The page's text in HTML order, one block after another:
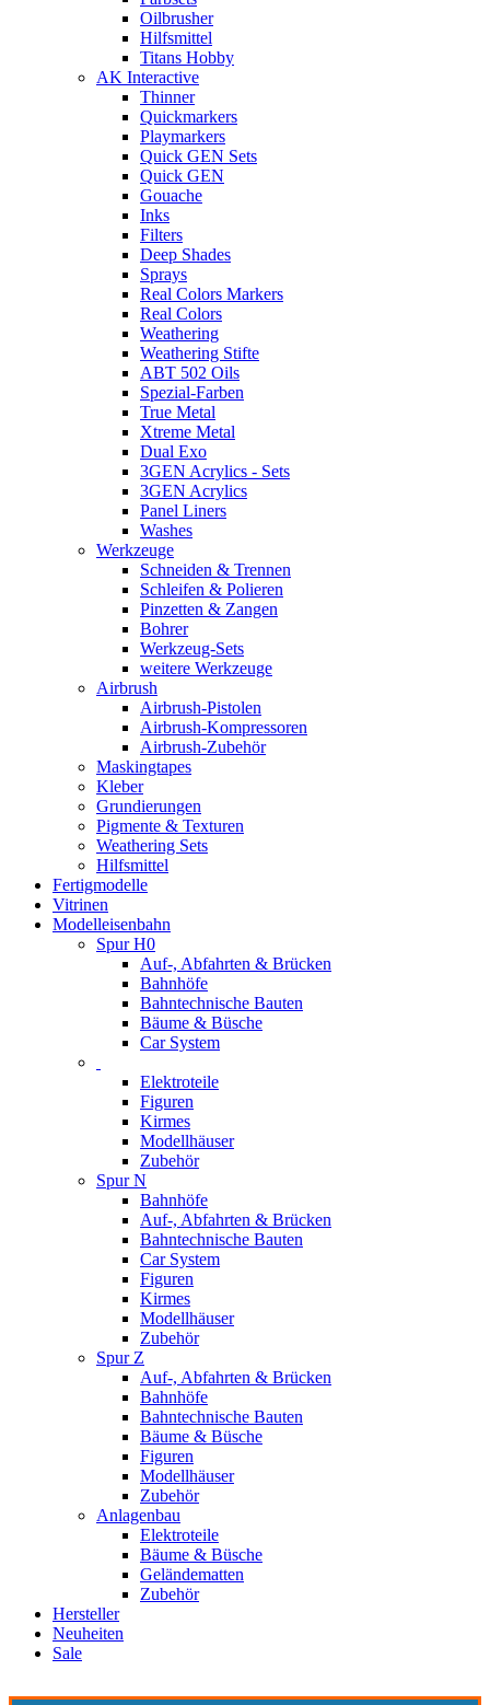
Oilbrusher
Hilfsmittel
Titans Hobby
AK Interactive
Thinner
Quickmarkers
Playmarkers
Quick GEN Sets
Quick GEN
Gouache
Inks
Filters
Deep Shades
Sprays
Real Colors Markers
Real Colors
Weathering
Weathering Stifte
ABT 502 Oils
Spezial-Farben
True Metal
Xtreme Metal
Dual Exo
3GEN Acrylics - Sets
3GEN Acrylics
Panel Liners
Washes
Werkzeuge
Schneiden & Trennen
Schleifen & Polieren
Pinzetten & Zangen
Bohrer
Werkzeug-Sets
weitere Werkzeuge
Airbrush
Airbrush-Pistolen
Airbrush-Kompressoren
Airbrush-Zubehör
Maskingtapes
Kleber
Grundierungen
Pigmente & Texturen
Weathering Sets
Hilfsmittel
Fertigmodelle
Vitrinen
Modelleisenbahn
Spur H0
Auf-, Abfahrten & Brücken
Bahnhöfe
Bahntechnische Bauten
Bäume & Büsche
Car System
Elektroteile
Figuren
Kirmes
Modellhäuser
Zubehör
Spur N
Bahnhöfe
Auf-, Abfahrten & Brücken
Bahntechnische Bauten
Car System
Figuren
Kirmes
Modellhäuser
Zubehör
Spur Z
Auf-, Abfahrten & Brücken
Bahnhöfe
Bahntechnische Bauten
Bäume & Büsche
Figuren
Modellhäuser
Zubehör
Anlagenbau
Elektroteile
Bäume & Büsche
Geländematten
Zubehör
Hersteller
Neuheiten
Sale